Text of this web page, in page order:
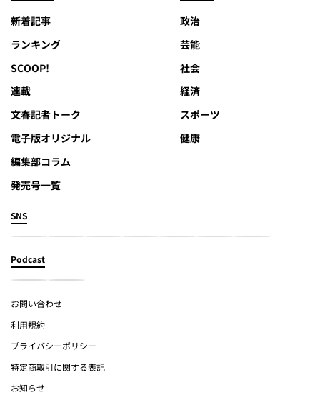
新着記事
ランキング
SCOOP!
連載
文春記者トーク
電子版オリジナル
編集部コラム
発売号一覧
政治
芸能
社会
経済
スポーツ
健康
SNS
Podcast
お問い合わせ
利用規約
プライバシーポリシー
特定商取引に関する表記
お知らせ